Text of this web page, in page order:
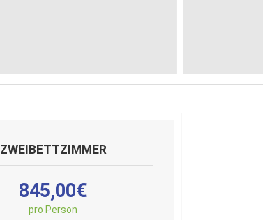
ZWEIBETTZIMMER
845,00€
pro Person